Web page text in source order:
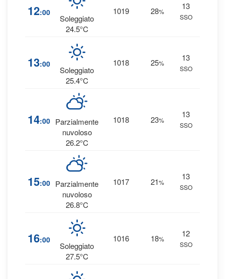
12:00
Soleggiato
24.5°C
1019 28%
13
SSO
13:00
Soleggiato
25.4°C
1018 25%
13
SSO
14:00 Parzialmente
nuvoloso
26.2°C
1018 23%
13
SSO
15:00 Parzialmente
nuvoloso
26.8°C
1017 21%
13
SSO
16:00
Soleggiato
27.5°C
1016 18%
12
SSO